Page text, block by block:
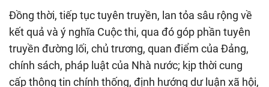
Đồng thời, tiếp tục tuyên truyền, lan tỏa sâu rộng về
kết quả và ý nghĩa Cuộc thi, qua đó góp phần tuyên
truyền đường lối, chủ trương, quan điểm của Đảng,
chính sách, pháp luật của Nhà nước; kịp thời cung
cấp thông tin chính thống, định hướng dư luận xã hội,